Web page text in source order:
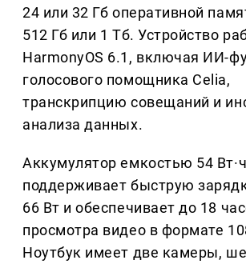
24 или 32 Гб оперативной
512 Гб или 1 Тб. Устройство
HarmonyOS 6.1, включая ИИ-
голосового помощника Celia,
транскрипцию совещаний и
анализа данных.
Аккумулятор емкостью 54 Вт·ч
поддерживает быструю
66 Вт и обеспечивает до 18
просмотра видео в формате
Ноутбук имеет две камеры,